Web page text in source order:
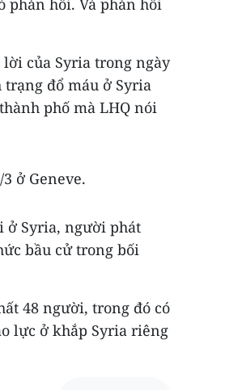
phản hồi. Và phản hồi
của Syria trong ngày
đổ máu ở Syria
phố mà LHQ nói
ở Geneve.
ở Syria, người phát
bầu cử trong bối
48 người, trong đó có
lực ở khắp Syria riêng